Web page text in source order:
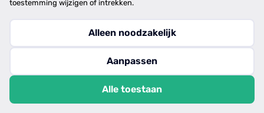
Copyright © 2026
privacy- en cookiebeleid
toestemming wijzigen of intrekken.
Alleen noodzakelijk
Aanpassen
Alle toestaan